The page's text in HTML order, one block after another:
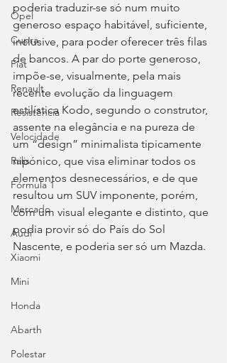
Opel
Cupra
Fiat
Renault
Resistência
Velocidade
Ralis
Fórmula 1
Mercado
Audi
Xiaomi
Mini
Honda
Abarth
Polestar
poderia traduzir-se só num muito
generoso espaço habitável, suficiente,
inclusive, para poder oferecer três filas
de bancos. A par do porte generoso,
impõe-se, visualmente, pela mais
recente evolução da linguagem
estilística Kodo, segundo o construtor,
assente na elegância e na pureza de
um “design” minimalista tipicamente
nipónico, que visa eliminar todos os
elementos desnecessários, e de que
resultou um SUV imponente, porém,
com um visual elegante e distinto, que
podia provir só do País do Sol
Nascente, e poderia ser só um Mazda.